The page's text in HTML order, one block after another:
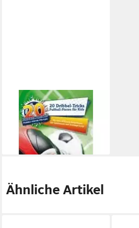
ALEXANDER HERRMANN
DVD 20 Dribbel-Tricks -
Fußball-Finten für Kids
ab 16,77 €
lieferbar - in 3-4 Werktagen bei dir
Ähnliche Artikel